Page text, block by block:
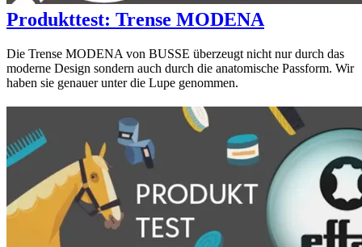
Produkttest: Trense MODENA
Die Trense MODENA von BUSSE überzeugt nicht nur durch das
moderne Design sondern auch durch die anatomische Passform. Wir
haben sie genauer unter die Lupe genommen.